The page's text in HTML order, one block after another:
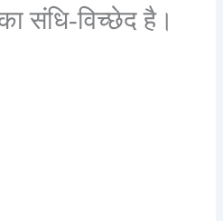
संधि-विच्छेद है।